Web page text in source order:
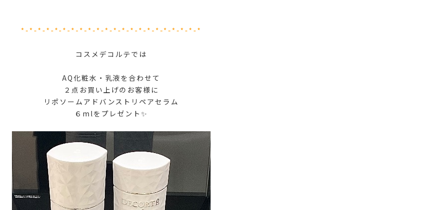
*-*-*-*-*-*-*-*-*-*-*-*-*-*-*-*-*-*-*-*-*-*
コスメデコルテでは
AQ化粧水・乳液を合わせて
２点お買い上げのお客様に
リポソームアドバンストリペアセラム
６mlをプレゼント✨